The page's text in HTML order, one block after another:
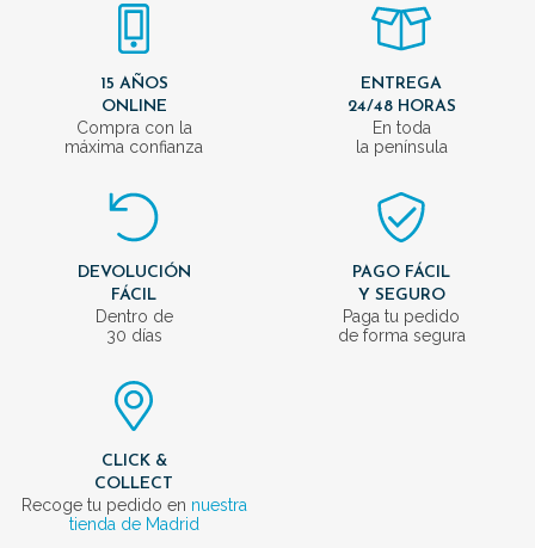
15 AÑOS
ONLINE
Compra con la
máxima confianza
ENTREGA
24/48 HORAS
En toda
la península
DEVOLUCIÓN
FÁCIL
Dentro de
30 días
PAGO FÁCIL
Y SEGURO
Paga tu pedido
de forma segura
CLICK &
COLLECT
Recoge tu pedido en nuestra
tienda de Madrid